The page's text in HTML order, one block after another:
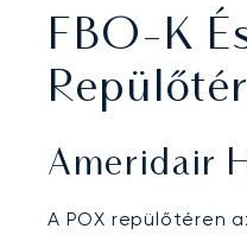
FBO-K
Ameridair
A POX repülőtéren